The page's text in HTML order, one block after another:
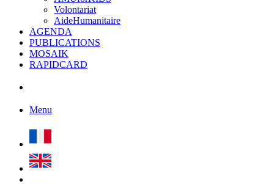
Volontariat
AideHumanitaire
AGENDA
PUBLICATIONS
MOSAIK
RAPIDCARD
Menu